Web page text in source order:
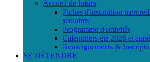
Accueil de loisirs
Fiches d'inscription
scolaires
Programme d'activités
Calendriers été 2026 et
Renseignements &
SE DÉTENDRE